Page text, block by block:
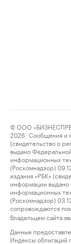
© ООО
2026. Сообщения и
(свидетельство о
выдано
информационных
(Роскомнадзор)
издания «РБК»
информации выдано
информационных
(Роскомнадзор)
сопровождаются
Владельцем сайта
Данные
Индексы облигаций